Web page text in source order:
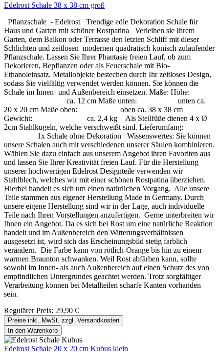
Edelrost Schale 38 x 38 cm groß
Pflanzschale - Edelrost Trendige edle Dekoration Schale für
Haus und Garten mit schöner Rostpatina Verleihen sie Ihrem
Garten, dem Balkon oder Terrasse den letzten Schliff mit dieser
Schlichten und zeitlosen modernen quadratisch konisch zulaufender
Pflanzschale. Lassen Sie Ihrer Phantasie freien Lauf, ob zum
Dekorieren, Bepflanzen oder als Feuerschale mit Bio-
Ethanoleinsatz. Metallobjekte bestechen durch Ihr zeitloses Design,
sodass Sie vielfältig verwendet werden können. Sie können die
Schale im Innen- und Außenbereich einsetzen. Maße: Höhe:
ca. 12 cm Maße unten: unten ca.
20 x 20 cm Maße oben: oben ca. 38 x 38 cm
Gewicht: ca. 2,4 kg Als Stellfüße dienen 4 x Ø
2cm Stahlkugeln, welche verschweißt sind. Lieferumfang:
1x Schale ohne Dekoration Wissenswertes: Sie können
unsere Schalen auch mit verschiedenen unserer Säulen kombinieren.
Wählen Sie dazu einfach aus unserem Angebot ihren Favoriten aus
und lassen Sie Ihrer Kreativität freien Lauf. Für die Herstellung
unserer hochwertigen Edelrost Designteile verwenden wir
Stahlblech, welches wir mit einer schönen Rostpatina überziehen.
Hierbei handelt es sich um einen natürlichen Vorgang. Alle unsere
Teile stammen aus eigener Herstellung Made in Germany. Durch
unsere eigene Herstellung sind wir in der Lage, auch individuelle
Teile nach Ihren Vorstellungen anzufertigen. Gerne unterbreiten wir
Ihnen ein Angebot. Da es sich bei Rost um eine natürliche Reaktion
handelt und im Außenbereich den Witterungsverhältnissen
ausgesetzt ist, wird sich das Erscheinungsbild stetig farblich
verändern. Die Farbe kann von rötlich-Orange bis hin zu einem
warmen Braunton schwanken. Weil Rost abfärben kann, sollte
sowohl im Innen- als auch Außenbereich auf einen Schutz des von
empfindlichen Untergrundes geachtet werden. Trotz sorgfältiger
Verarbeitung können bei Metallteilen scharfe Kanten vorhanden
sein.
Regulärer Preis: 29,90 €
Preise inkl. MwSt. zzgl. Versandkosten
In den Warenkorb
Edelrost Schale 20 x 20 cm Kubus klein